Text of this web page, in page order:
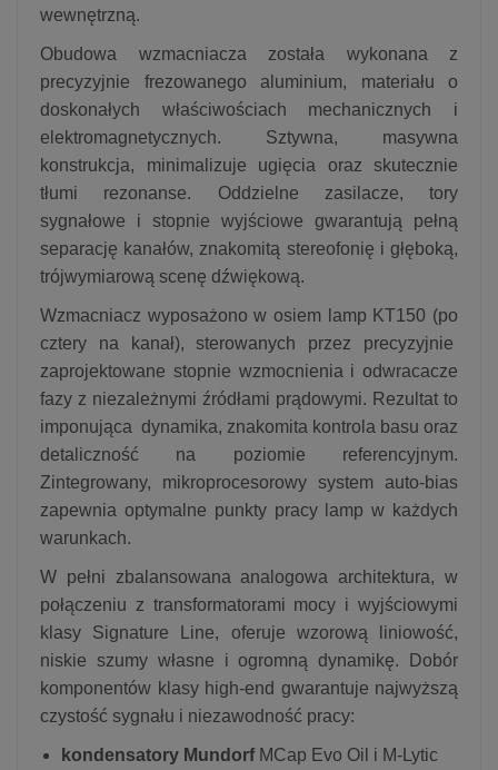
wewnętrzną.
Obudowa wzmacniacza została wykonana z
precyzyjnie frezowanego aluminium, materiału o
doskonałych właściwościach mechanicznych i
elektromagnetycznych. Sztywna, masywna
konstrukcja, minimalizuje ugięcia oraz skutecznie
tłumi rezonanse. Oddzielne zasilacze, tory
sygnałowe i stopnie wyjściowe gwarantują pełną
separację kanałów, znakomitą stereofonię i głęboką,
trójwymiarową scenę dźwiękową.
Wzmacniacz wyposażono w osiem lamp KT150 (po
cztery na kanał), sterowanych przez precyzyjnie
zaprojektowane stopnie wzmocnienia i odwracacze
fazy z niezależnymi źródłami prądowymi. Rezultat to
imponująca dynamika, znakomita kontrola basu oraz
detaliczność na poziomie referencyjnym.
Zintegrowany, mikroprocesorowy system auto-bias
zapewnia optymalne punkty pracy lamp w każdych
warunkach.
W pełni zbalansowana analogowa architektura, w
połączeniu z transformatorami mocy i wyjściowymi
klasy Signature Line, oferuje wzorową liniowość,
niskie szumy własne i ogromną dynamikę. Dobór
komponentów klasy high-end gwarantuje najwyższą
czystość sygnału i niezawodność pracy:
kondensatory MundorfMCap Evo Oil i M-Lytic